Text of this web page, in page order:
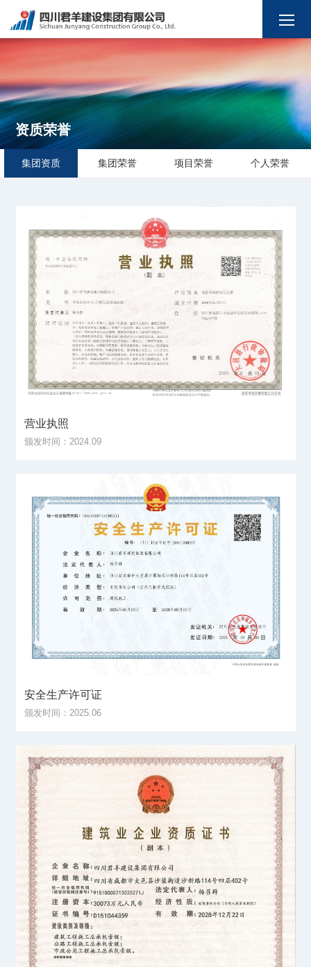
资质荣誉
集团资质 集团荣誉 项目荣誉 个人荣誉
营业执照
颁发时间：2024.09
安全生产许可证
颁发时间：2025.06